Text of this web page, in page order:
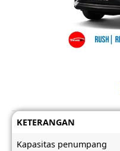
KETERANGAN
Kapasitas penumpang